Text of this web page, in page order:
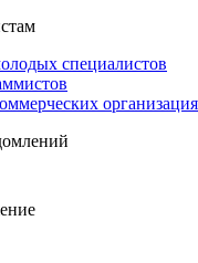
специалистов